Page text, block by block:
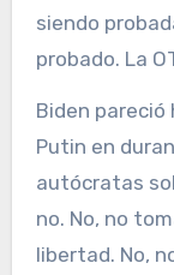
siendo
probado. La
Biden
Putin en
autócratas
no. No, no
libertad. No,